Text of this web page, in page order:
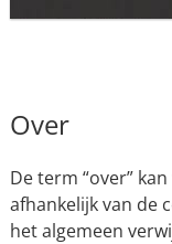
Over
De term “over”
afhankelijk van de
het algemeen